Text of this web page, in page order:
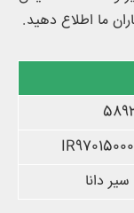
ما اطلاع دهید.
دانا